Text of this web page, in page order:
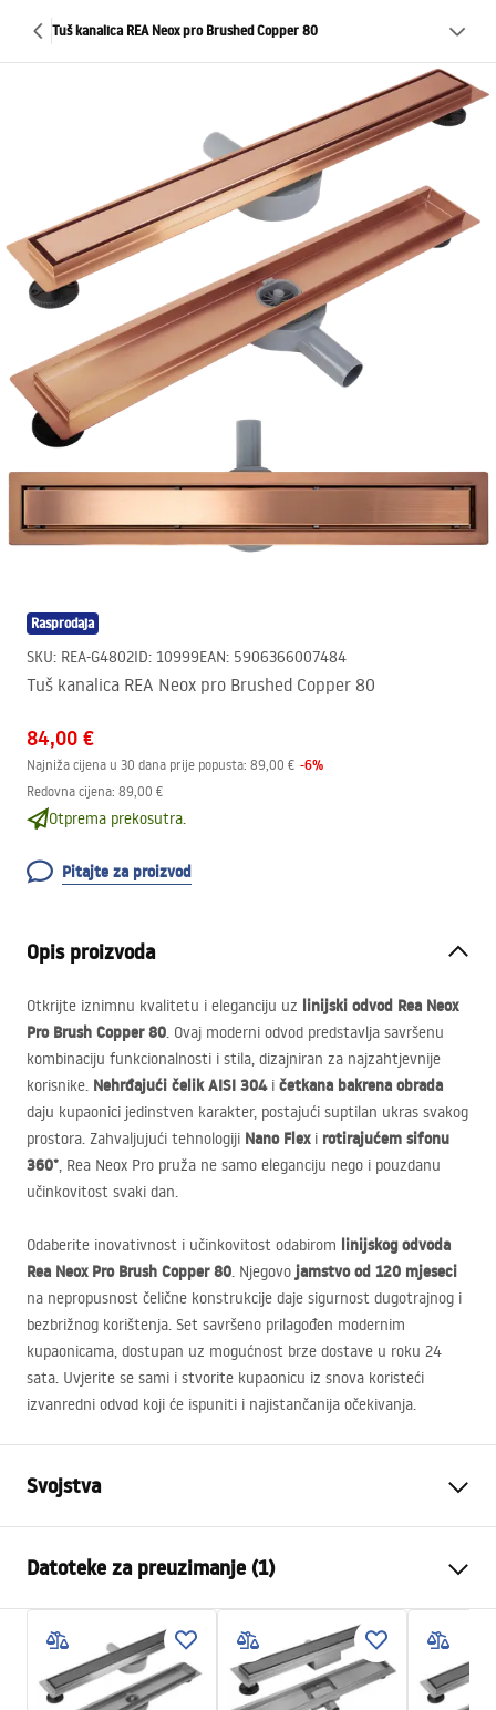
Tuš kanalica REA Neox pro Brushed Copper 80
Rasprodaja
SKU: REA-G4802ID: 10999EAN: 5906366007484
Tuš kanalica REA Neox pro Brushed Copper 80
84,00 €
Najniža cijena u 30 dana prije popusta: 89,00 € -6%
Redovna cijena: 89,00 €
Otprema prekosutra.
Pitajte za proizvod
Opis proizvoda
Otkrijte iznimnu kvalitetu i eleganciju uz linijski odvod Rea Neox
Pro Brush Copper 80. Ovaj moderni odvod predstavlja savršenu
kombinaciju funkcionalnosti i stila, dizajniran za najzahtjevnije
korisnike. Nehrđajući čelikAISI 304i četkana bakrena obrada
daju kupaonici jedinstven karakter, postajući suptilan ukras svakog
prostora. Zahvaljujući tehnologiji Nano Flexi rotirajućem sifonu
360°, Rea Neox Pro pruža ne samo eleganciju nego i pouzdanu
učinkovitost svaki dan.
Odaberite inovativnost i učinkovitost odabirom linijskog odvoda
Rea Neox Pro Brush Copper 80. Njegovo jamstvo od 120 mjeseci
na nepropusnost čelične konstrukcije daje sigurnost dugotrajnog i
bezbrižnog korištenja. Set savršeno prilagođen modernim
kupaonicama, dostupan uz mogućnost brze dostave u roku 24
sata. Uvjerite se sami i stvorite kupaonicu iz snova koristeći
izvanredni odvod koji će ispuniti i najistančanija očekivanja.
Svojstva
Tip sifona
360° rotirajući
Duljina kanalice (cm)
80
Materijal kanalice
Nehrđajući čelik AISI 304
Boja
Brushed Copper
Datoteke za preuzimanje (1)
Montažne upute
LINEAR-3.pdf